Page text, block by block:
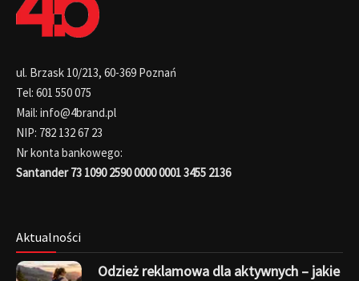
ul. Brzask 10/213, 60-369 Poznań
Tel: 601 550 075
Mail: info@4brand.pl
NIP: 782 132 67 23
Nr konta bankowego:
Santander 73 1090 2590 0000 0001 3455 2136
Aktualności
Odzież reklamowa dla aktywnych – jakie